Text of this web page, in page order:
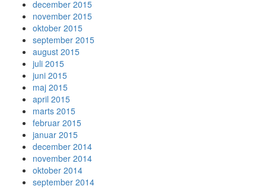
december 2015
november 2015
oktober 2015
september 2015
august 2015
juli 2015
juni 2015
maj 2015
april 2015
marts 2015
februar 2015
januar 2015
december 2014
november 2014
oktober 2014
september 2014